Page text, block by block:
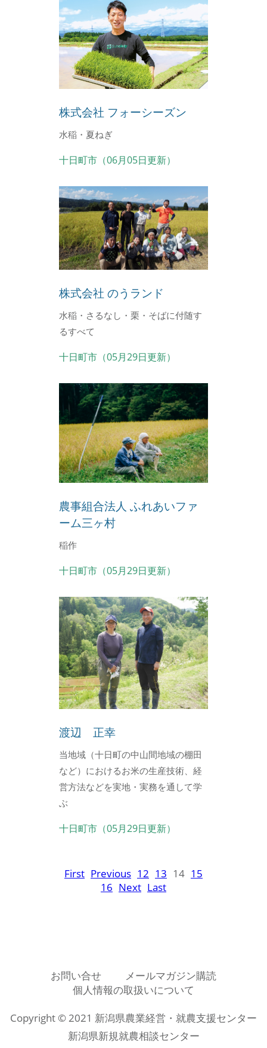
株式会社 フォーシーズン
水稲・夏ねぎ
十日町市（06月05日更新）
株式会社 のうランド
水稲・さるなし・栗・そばに付随す
るすべて
十日町市（05月29日更新）
農事組合法人 ふれあいファ
ーム三ヶ村
稲作
十日町市（05月29日更新）
渡辺 正幸
当地域（十日町の中山間地域の棚田
など）におけるお米の生産技術、経
営方法などを実地・実務を通して学
ぶ
十日町市（05月29日更新）
First Previous 12 13 14 15
16 Next Last
お問い合せ
メールマガジン購読
個人情報の取扱いについて
Copyright © 2021 新潟県農業経営・就農支援センター
新潟県新規就農相談センター